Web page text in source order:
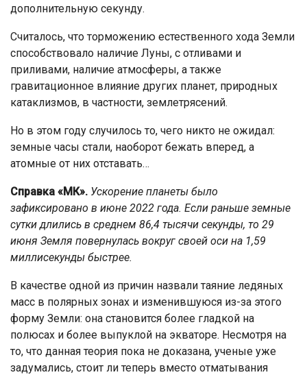
дополнительную секунду.
Считалось, что торможению естественного хода Земли
способствовало наличие Луны, с отливами и
приливами, наличие атмосферы, а также
гравитационное влияние других планет, природных
катаклизмов, в частности, землетрясений.
Но в этом году случилось то, чего никто не ожидал:
земные часы стали, наоборот бежать вперед, а
атомные от них отставать…
Справка «МК». Ускорение планеты было
зафиксировано в июне 2022 года. Если раньше земные
сутки длились в среднем 86,4 тысячи секунды, то 29
июня Земля повернулась вокруг своей оси на 1,59
миллисекунды быстрее.
В качестве одной из причин назвали таяние ледяных
масс в полярных зонах и изменившуюся из-за этого
форму Земли: она становится более гладкой на
полюсах и более выпуклой на экваторе. Несмотря на
то, что данная теория пока не доказана, ученые уже
задумались, стоит ли теперь вместо отматывания